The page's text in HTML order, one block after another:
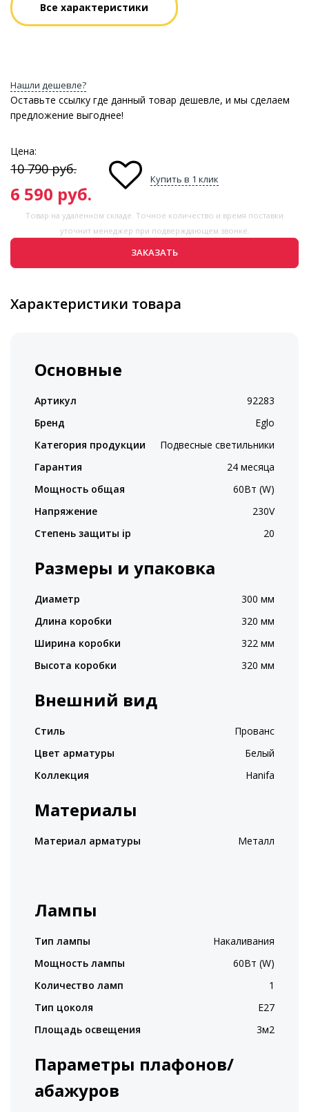
Все характеристики
Нашли дешевле?
Оставьте ссылку где данный товар дешевле, и мы сделаем
предложение выгоднее!
Цена:
10 790руб.
6 590 руб.
Купить в 1 клик
Товар на удаленном складе. Точное количество и время поставки
уточнит менеджер при подверждающем звонке.
ЗАКАЗАТЬ
Характеристики товара
Основные
Артикул
92283
Бренд
Eglo
Категория продукции
Подвесные светильники
Гарантия
24 месяца
Мощность общая
60Вт (W)
Напряжение
230V
Степень защиты ip
20
Размеры и упаковка
Диаметр
300 мм
Длина коробки
320 мм
Ширина коробки
322 мм
Высота коробки
320 мм
Внешний вид
Стиль
Прованс
Цвет арматуры
Белый
Коллекция
Hanifa
Материалы
Материал арматуры Металл
Лампы
Тип лампы
Накаливания
Мощность лампы
60Вт (W)
Количество ламп
1
Тип цоколя
E27
Площадь освещения
3м2
Параметры плафонов/
абажуров